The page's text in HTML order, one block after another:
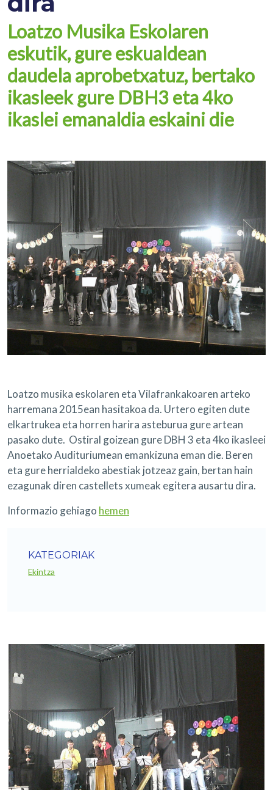
Loatzo Musika Eskolaren
eskutik, gure eskualdean
daudela aprobetxatuz, bertako
ikasleek gure DBH3 eta 4ko
ikaslei emanaldia eskaini die
Loatzo musika eskolaren eta Vilafrankakoaren arteko
harremana 2015ean hasitakoa da. Urtero egiten dute
elkartrukea eta horren harira asteburua gure artean
pasako dute. Ostiral goizean gure DBH 3 eta 4ko ikasleei
Anoetako Audituriumean emankizuna eman die. Beren
eta gure herrialdeko abestiak jotzeaz gain, bertan hain
ezagunak diren castellets xumeak egitera ausartu dira.
Informazio gehiago hemen
KATEGORIAK
Ekintza